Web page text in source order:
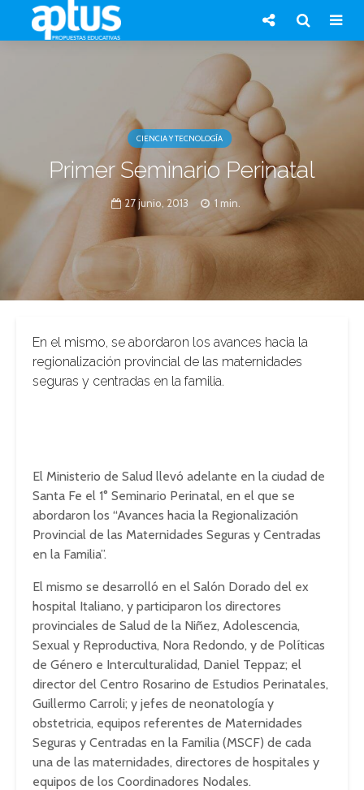
CIENCIA Y TECNOLOGÍA
Primer Seminario Perinatal
27 junio, 2013 1 min.
En el mismo, se abordaron los avances hacia la
regionalización provincial de las maternidades
seguras y centradas en la familia.
El Ministerio de Salud llevó adelante en la ciudad de
Santa Fe el 1° Seminario Perinatal, en el que se
abordaron los “Avances hacia la Regionalización
Provincial de las Maternidades Seguras y Centradas
en la Familia”.
El mismo se desarrolló en el Salón Dorado del ex
hospital Italiano, y participaron los directores
provinciales de Salud de la Niñez, Adolescencia,
Sexual y Reproductiva, Nora Redondo, y de Políticas
de Género e Interculturalidad, Daniel Teppaz; el
director del Centro Rosarino de Estudios Perinatales,
Guillermo Carroli; y jefes de neonatología y
obstetricia, equipos referentes de Maternidades
Seguras y Centradas en la Familia (MSCF) de cada
una de las maternidades, directores de hospitales y
equipos de los Coordinadores Nodales.